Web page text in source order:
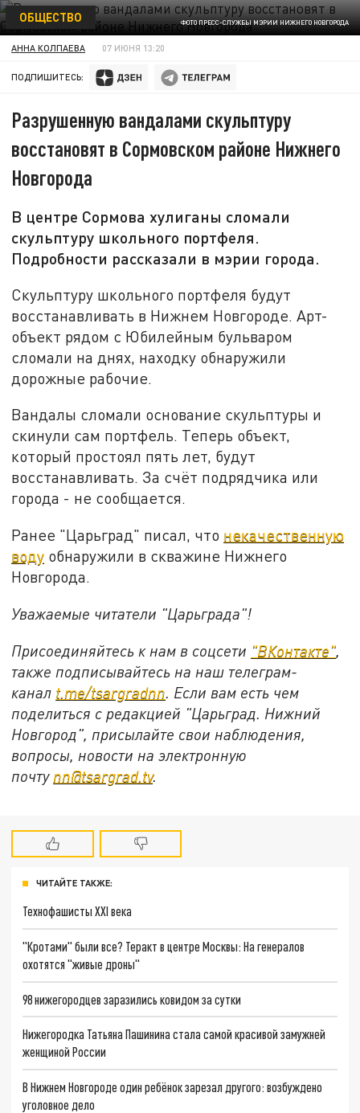
ФОТО ПРЕСС-СЛУЖБЫ МЭРИИ НИЖНЕГО НОВГОРОДА
ОБЩЕСТВО
АННА КОЛПАЕВА 07 ИЮНЯ 13:20
ПОДПИШИТЕСЬ:
Разрушенную вандалами скульптуру
восстановят в Сормовском районе Нижнего
Новгорода
В центре Сормова хулиганы сломали
скульптуру школьного портфеля.
Подробности рассказали в мэрии города.
Скульптуру школьного портфеля будут
восстанавливать в Нижнем Новгороде. Арт-
объект рядом с Юбилейным бульваром
сломали на днях, находку обнаружили
дорожные рабочие.
Вандалы сломали основание скульптуры и
скинули сам портфель. Теперь объект,
который простоял пять лет, будут
восстанавливать. За счёт подрядчика или
города - не сообщается.
Ранее "Царьград" писал, что некачественную
воду обнаружили в скважине Нижнего
Новгорода.
Уважаемые читатели "Царьграда"!
Присоединяйтесь к нам в соцсети "ВКонтакте"
также подписывайтесь на наш телеграм-
канал t.me/tsargradnn . Если вам есть чем
поделиться с редакцией "Царьград. Нижний
Новгород", присылайте свои наблюдения,
вопросы, новости на электронную
почту nn@tsargrad.tv.
ЧИТАЙТЕ ТАКЖЕ:
Технофашисты XXI века
"Кротами" были все? Теракт в центре Москвы: На генералов
охотятся "живые дроны"
98 нижегородцев заразились ковидом за сутки
Нижегородка Татьяна Пашинина стала самой красивой замужней
женщиной России
В Нижнем Новгороде один ребёнок зарезал другого: возбуждено
уголовное дело